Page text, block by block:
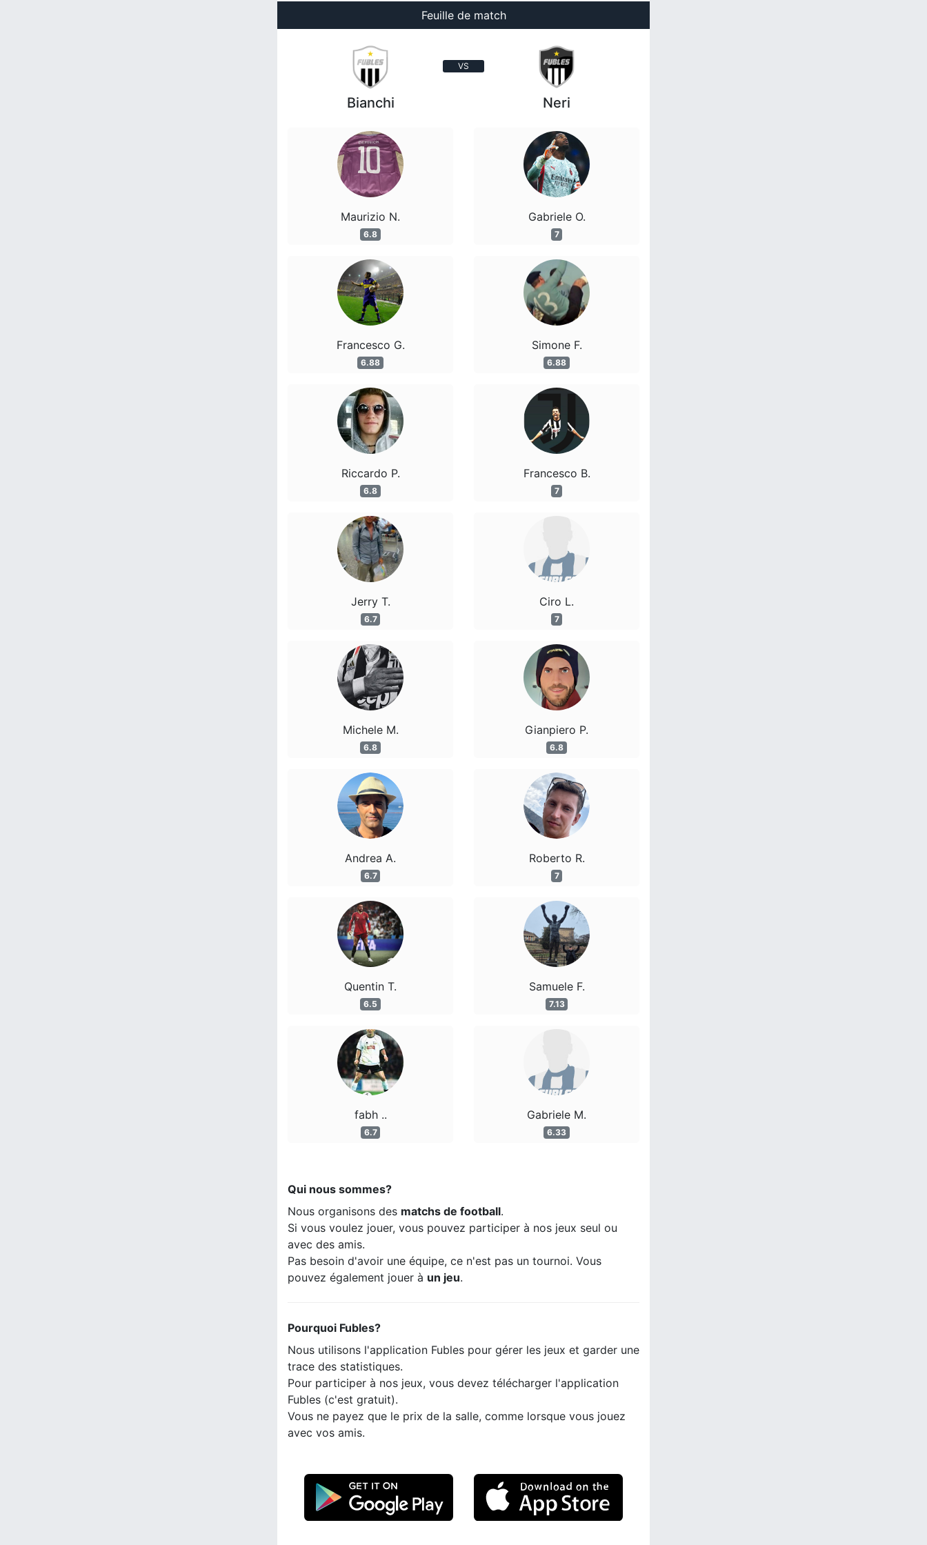
Feuille de match
VS
Bianchi
Maurizio N.
6.8
Francesco G.
6.88
Riccardo P.
6.8
Jerry T.
6.7
Michele M.
6.8
Andrea A.
6.7
Quentin T.
6.5
fabh ..
6.7
Neri
Gabriele O.
7
Simone F.
6.88
Francesco B.
7
Ciro L.
7
Gianpiero P.
6.8
Roberto R.
7
Samuele F.
7.13
Gabriele M.
6.33
Qui nous sommes?
Nous organisons des matchs de football.
Si vous voulez jouer, vous pouvez participer à nos jeux seul ou
avec des amis.
Pas besoin d'avoir une équipe, ce n'est pas un tournoi. Vous
pouvez également jouer à un jeu.
Pourquoi Fubles?
Nous utilisons l'application Fubles pour gérer les jeux et garder une
trace des statistiques.
Pour participer à nos jeux, vous devez télécharger l'application
Fubles (c'est gratuit).
Vous ne payez que le prix de la salle, comme lorsque vous jouez
avec vos amis.